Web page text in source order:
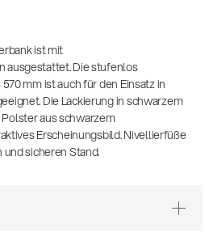
ist mit
ausgestattet. Die stufenlos
mm ist auch für den Einsatz in
Die Lackierung in schwarzem
aus schwarzem
Erscheinungsbild. Nivellierfüße
sicheren Stand.